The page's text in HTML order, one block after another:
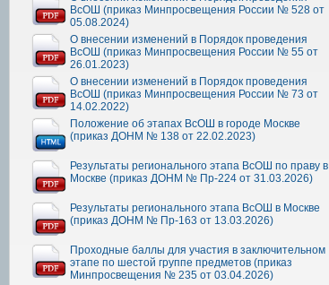
ВсОШ (приказ Минпросвещения России № 528 от
05.08.2024)
О внесении изменений в Порядок проведения
ВсОШ (приказ Минпросвещения России № 55 от
26.01.2023)
О внесении изменений в Порядок проведения
ВсОШ (приказ Минпросвещения России № 73 от
14.02.2022)
Положение об этапах ВсОШ в городе Москве
(приказ ДОНМ № 138 от 22.02.2023)
Результаты регионального этапа ВсОШ по праву в
Москве (приказ ДОНМ № Пр-224 от 31.03.2026)
Результаты регионального этапа ВсОШ в Москве
(приказ ДОНМ № Пр-163 от 13.03.2026)
Проходные баллы для участия в заключительном
этапе по шестой группе предметов (приказ
Минпросвещения № 235 от 03.04.2026)